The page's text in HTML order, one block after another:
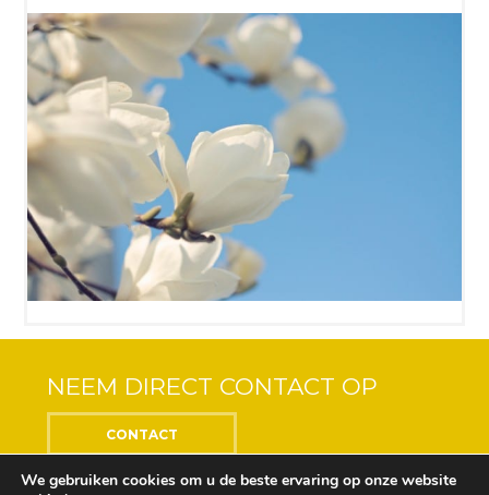
NEEM DIRECT CONTACT OP
CONTACT
We gebruiken cookies om u de beste ervaring op onze website